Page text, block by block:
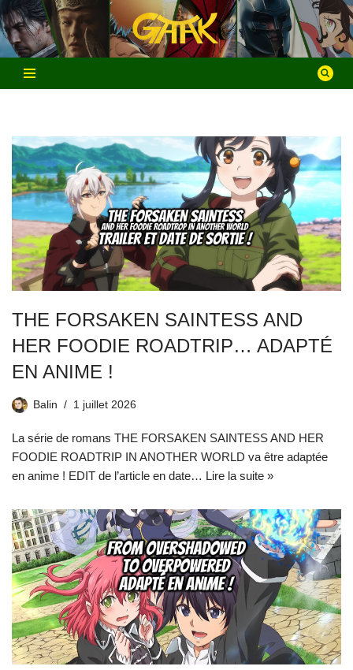
Aller
au
contenu
THE FORSAKEN SAINTESS AND
HER FOODIE ROADTRIP… ADAPTÉ
EN ANIME !
Balin 1 juillet 2026
La série de romans THE FORSAKEN SAINTESS AND HER
FOODIE ROADTRIP IN ANOTHER WORLD va être adaptée
en anime ! EDIT de l’article en date… Lire la suite »